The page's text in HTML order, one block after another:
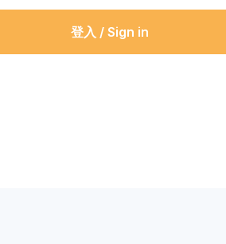
登入 / Sign in